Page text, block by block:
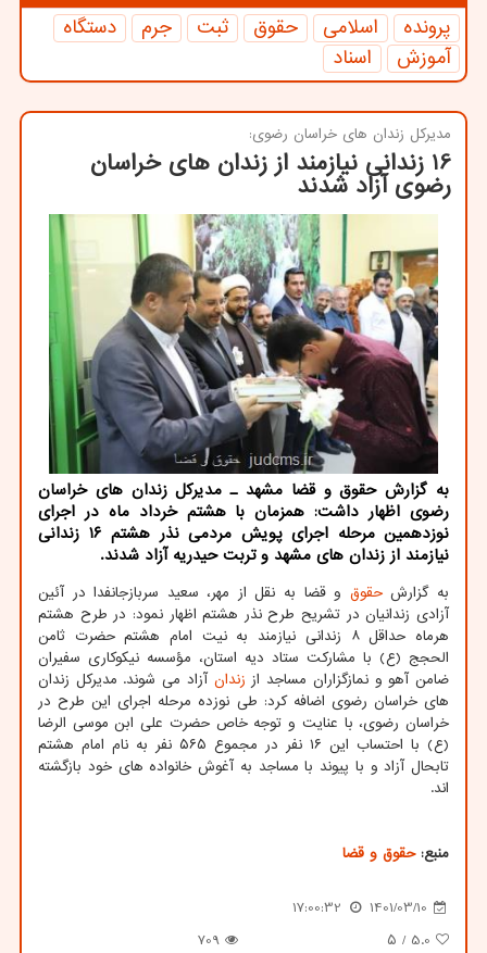
پرونده اسلامی حقوق ثبت جرم
دستگاه
آموزش
اسناد
مدیركل زندان های خراسان رضوی:
16 زندانی نیازمند از زندان های خراسان
رضوی آزاد شدند
به گزارش حقوق و قضا مشهد ـ مدیرکل زندان های خراسان
رضوی اظهار داشت: همزمان با هشتم خرداد ماه در اجرای
نوزدهمین مرحله اجرای پویش مردمی نذر هشتم ۱۶ زندانی
نیازمند از زندان های مشهد و تربت حیدریه آزاد شدند.
به گزارشحقوق و قضا به نقل از مهر، سعید سربازجانفدا در آئین
آزادی زندانیان در تشریح طرح نذر هشتم اظهار نمود: در طرح هشتم
هرماه حداقل ۸ زندانی نیازمند به نیت امام هشتم حضرت ثامن
الحجج (ع) با مشارکت ستاد دیه استان، مؤسسه نیکوکاری سفیران
ضامن آهو و نمازگزاران مساجد از زندان آزاد می شوند. مدیرکل زندان
های خراسان رضوی اضافه کرد: طی نوزده مرحله اجرای این طرح در
خراسان رضوی، با عنایت و توجه خاص حضرت علی ابن موسی الرضا
(ع) با احتساب این ۱۶ نفر در مجموع ۵۶۵ نفر به نام امام هشتم
تابحال آزاد و با پیوند با مساجد به آغوش خانواده های خود بازگشته
اند.
منبع:حقوق و قضا
1401/03/10
17:00:32
5.0 / ۵
709